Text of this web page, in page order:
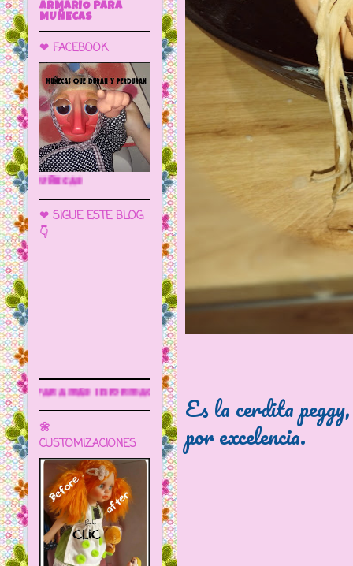
Es la cerdita
por excelencia.
ARMARIO PARA
MUÑECAS
❤ FACEBOOK
🌼 LA CUEVA DE LAS MUÑECAS
❤ SIGUE ESTE BLOG
👇
Sigue este blog para más
🌼
CUSTOMIZACIONES